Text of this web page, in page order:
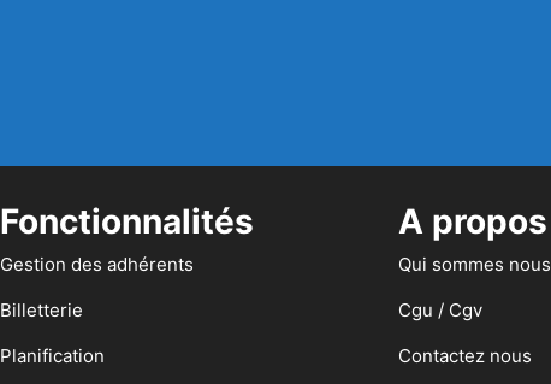
Fonctionnalités
Gestion des adhérents
Billetterie
Planification
A propos
Qui sommes nous
Cgu / Cgv
Contactez nous